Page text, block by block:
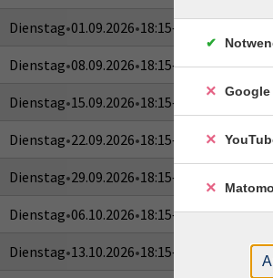
Dienstag•01.09.2026•18:15–19:45 Uhr
Dienstag•08.09.2026•18:15–19:45 Uhr
Dienstag•15.09.2026•18:15–19:45 Uhr
Dienstag•22.09.2026•18:15–19:45 Uhr
Dienstag•29.09.2026•18:15–19:45 Uhr
Dienstag•06.10.2026•18:15–19:45 Uhr
Dienstag•13.10.2026•18:15–19:45 Uhr
Google
Matomo